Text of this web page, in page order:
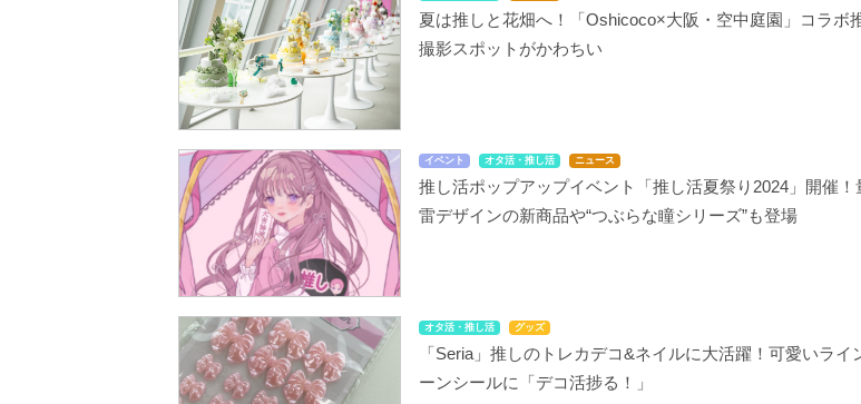
夏は推しと花畑へ！「Oshicoco×大阪・空中庭園」コラボ
撮影スポットがかわちい
イベント オタ活・推し活 ニュース
推し活ポップアップイベント「推し活夏祭り2024」開催！
雷デザインの新商品や“つぶらな瞳シリーズ”も登場
オタ活・推し活 グッズ
「Seria」推しのトレカデコ&ネイルに大活躍！可愛いライ
ーンシールに「デコ活捗る！」